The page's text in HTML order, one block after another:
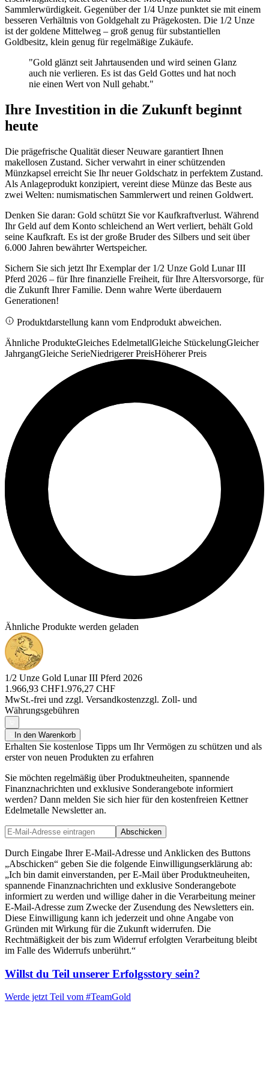
Sammlerwürdigkeit. Gegenüber der 1/4 Unze punktet sie mit einem
besseren Verhältnis von Goldgehalt zu Prägekosten. Die 1/2 Unze
ist der goldene Mittelweg – groß genug für substantiellen
Goldbesitz, klein genug für regelmäßige Zukäufe.
"Gold glänzt seit Jahrtausenden und wird seinen Glanz
auch nie verlieren. Es ist das Geld Gottes und hat noch
nie einen Wert von Null gehabt."
Ihre Investition in die Zukunft beginnt
heute
Die prägefrische Qualität dieser Neuware garantiert Ihnen
makellosen Zustand. Sicher verwahrt in einer schützenden
Münzkapsel erreicht Sie Ihr neuer Goldschatz in perfektem Zustand.
Als Anlageprodukt konzipiert, vereint diese Münze das Beste aus
zwei Welten: numismatischen Sammlerwert und reinen Goldwert.
Denken Sie daran: Gold schützt Sie vor Kaufkraftverlust. Während
Ihr Geld auf dem Konto schleichend an Wert verliert, behält Gold
seine Kaufkraft. Es ist der große Bruder des Silbers und seit über
6.000 Jahren bewährter Wertspeicher.
Sichern Sie sich jetzt Ihr Exemplar der 1/2 Unze Gold Lunar III
Pferd 2026 – für Ihre finanzielle Freiheit, für Ihre Altersvorsorge, für
die Zukunft Ihrer Familie. Denn wahre Werte überdauern
Generationen!
Produktdarstellung kann vom Endprodukt abweichen.
Ähnliche ProdukteGleiches EdelmetallGleiche StückelungGleicher
JahrgangGleiche SerieNiedrigerer PreisHöherer Preis
Ähnliche Produkte werden geladen
1/2 Unze Gold Lunar III Pferd 2026
1.966,93 CHF1.976,27 CHF
MwSt.-frei und zzgl. Versandkostenzzgl. Zoll- und
Währungsgebühren
In den Warenkorb
Erhalten Sie kostenlose Tipps um Ihr Vermögen zu schützen und als
erster von neuen Produkten zu erfahren
Sie möchten regelmäßig über Produktneuheiten, spannende
Finanznachrichten und exklusive Sonderangebote informiert
werden? Dann melden Sie sich hier für den kostenfreien Kettner
Edelmetalle Newsletter an.
Abschicken
Durch Eingabe Ihrer E-Mail-Adresse und Anklicken des Buttons
„Abschicken“ geben Sie die folgende Einwilligungserklärung ab:
„Ich bin damit einverstanden, per E-Mail über Produktneuheiten,
spannende Finanznachrichten und exklusive Sonderangebote
informiert zu werden und willige daher in die Verarbeitung meiner
E-Mail-Adresse zum Zwecke der Zusendung des Newsletters ein.
Diese Einwilligung kann ich jederzeit und ohne Angabe von
Gründen mit Wirkung für die Zukunft widerrufen. Die
Rechtmäßigkeit der bis zum Widerruf erfolgten Verarbeitung bleibt
im Falle des Widerrufs unberührt.“
Willst du Teil unserer Erfolgsstory sein?
Werde jetzt Teil vom #TeamGold